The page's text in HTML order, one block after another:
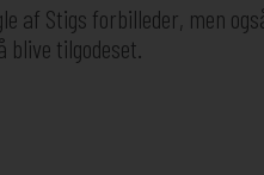
af Stigs forbilleder, men
tilgodeset.